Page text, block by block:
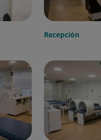
Recepción